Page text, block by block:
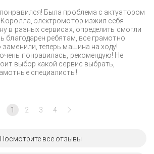
Была проблема с актуатором
электромотор изжил себя.
в разных сервисах, определить смогли
благодарен ребятам, все грамотно
теперь машина на ходу!
понравилась, рекомендую! Не
выбор какой сервис выбрать,
специалисты!
1 2 3 4
Посмотрите все отзывы